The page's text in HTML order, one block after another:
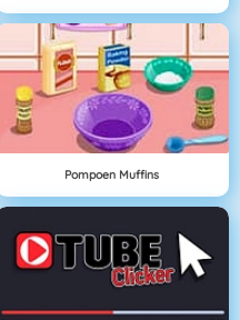
Pompoen Muffins